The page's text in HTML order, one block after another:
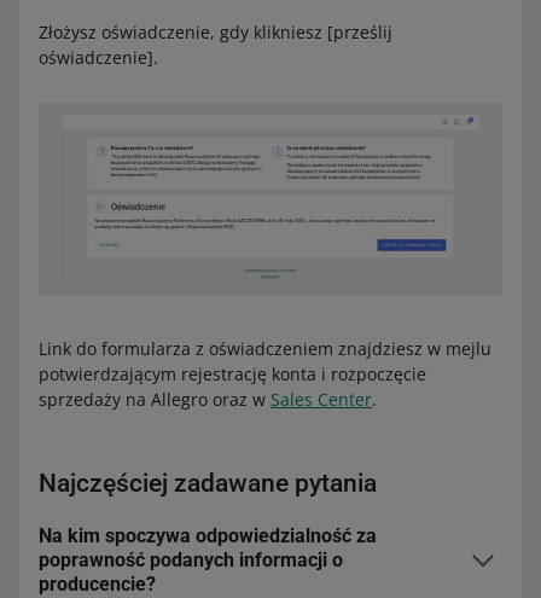
Złożysz oświadczenie, gdy klikniesz [prześlij
oświadczenie].
Link do formularza z oświadczeniem znajdziesz w mejlu
potwierdzającym rejestrację konta i rozpoczęcie
sprzedaży na Allegro oraz w Sales Center.
Najczęściej zadawane pytania
Na kim spoczywa odpowiedzialność za
poprawność podanych informacji o
producencie?